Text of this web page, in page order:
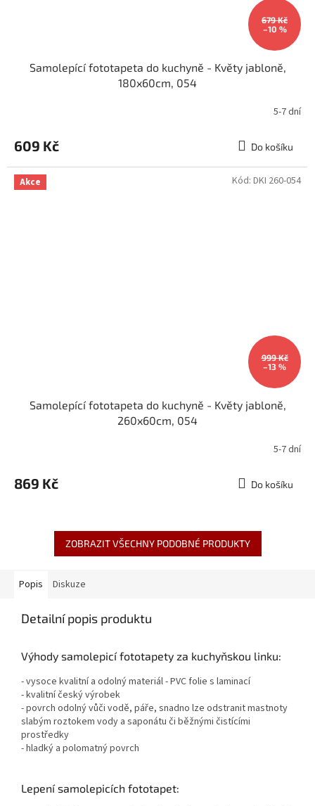
679 Kč
–10 %
Samolepící fototapeta do kuchyně - Květy jabloně,
180x60cm, 054
5-7 dní
609 Kč Do košíku
Akce
999 Kč
–13 %
Samolepící fototapeta do kuchyně - Květy jabloně,
260x60cm, 054
5-7 dní
869 Kč Do košíku
Kód: DKI 260-054
ZOBRAZIT VŠECHNY PODOBNÉ PRODUKTY
Popis Diskuze
Detailní popis produktu
Výhody samolepicí fototapety za kuchyňskou linku:
- vysoce kvalitní a odolný materiál - PVC folie s laminací
- kvalitní český výrobek
- povrch odolný vůči vodě, páře, snadno lze odstranit mastnoty
slabým roztokem vody a saponátu či běžnými čistícími
prostředky
- hladký a polomatný povrch
Lepení samolepicích fototapet: